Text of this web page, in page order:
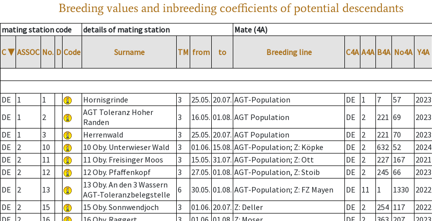
Breeding values and inbreeding coefficients of potential descendants
mating station code details of mating station Mate (4A)
C ▼ ASSOC No. D Code Surname TM from to Breeding line C4A A4A B4A No4A Y4A
DE
1 1 Hornisgrinde 3 25.05. 20.07. AGT-Population DE 1 7 57 2023
DE
1 2
AGT Toleranz Hoher
Randen
3 16.05. 01.08. AGT Population DE 2 221 69 2023
DE
1 3 Herrenwald 3 25.05. 20.07. AGT Population DE 2 221 70 2023
DE
2 10 10 Oby. Unterwieser Wald 3 01.06. 15.08. AGT-Population; Z: Köpke DE 2 632 52 2024
DE
2 11 11 Oby. Freisinger Moos 3 15.05. 31.07. AGT-Population; Z: Ott DE 2 227 167 2021
DE
2 12 12 Oby. Pfaffenkopf 3 27.05. 01.08. AGT-Population, Z: Stoib DE 2 245 66 2023
DE
2 13
13 Oby. An den 3 Wassern
AGT-Toleranzbelegstelle
6 30.05. 01.08. AGT-Population; Z: FZ Mayen DE 11 1 1330 2022
DE
2 15 15 Oby. Sonnwendjoch 3 01.06. 20.07. Z: Deller DE 2 254 117 2022